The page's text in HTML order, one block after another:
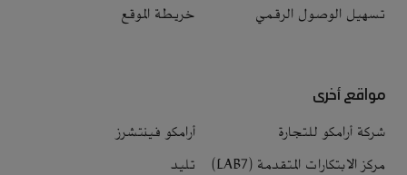
تسهيل الوصول الرقمي
خريطة الموقع
مواقع أخرى
شركة أرامكو للتجارة
أرامكو فينتشرز
مركز الابتكارات المتقدمة (LAB7)
تليد